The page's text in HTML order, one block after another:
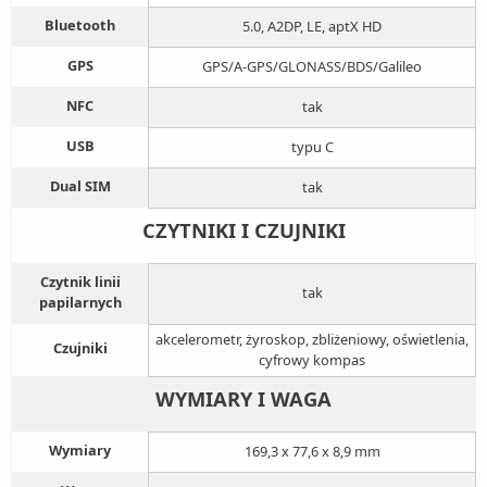
Bluetooth
5.0, A2DP, LE, aptX HD
GPS
GPS/A-GPS/GLONASS/BDS/Galileo
NFC
tak
USB
typu C
Dual SIM
tak
CZYTNIKI I CZUJNIKI
Czytnik linii
papilarnych
tak
Czujniki
akcelerometr, żyroskop, zbliżeniowy, oświetlenia,
cyfrowy kompas
WYMIARY I WAGA
Wymiary
169,3 x 77,6 x 8,9 mm